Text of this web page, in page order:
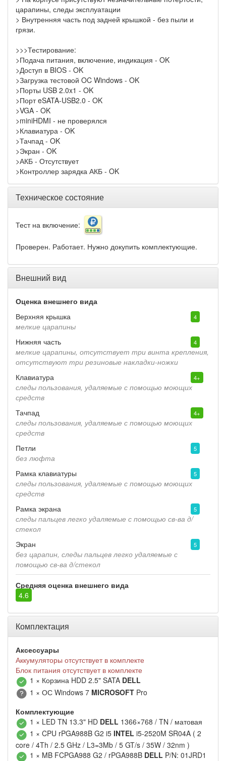
царапины, следы эксплуатации
> Внутренняя часть под задней крышкой - без пыли и
грязи.
>>>Тестирование:
>Подача питания, включение, индикация - OK
>Доступ в BIOS - OK
>Загрузка тестовой OC Windows - OK
>Порты USB 2.0x1 - OK
>Порт eSATA-USB2.0 - OK
>VGA - OK
>miniHDMI - не проверялся
>Клавиатура - OK
>Тачпад - OK
>Экран - OK
>АКБ - Отсутствует
>Контроллер зарядка АКБ - OK
Техническое состояние
Тест на включение:
Проверен. Работает. Нужно докупить комплектующие.
Внешний вид
Оценка внешнего вида
Верхняя крышка
4
мелкие царапины
Нижняя часть
4
мелкие царапины, отсутствует три винта крепления,
отсутствуют три резиновые накладки-ножки
Клавиатура
4+
следы пользования, удаляемые с помощью моющих
средств
Тачпад
4+
следы пользования, удаляемые с помощью моющих
средств
Петли
5
без люфта
Рамка клавиатуры
5
следы пользования, удаляемые с помощью моющих
средств
Рамка экрана
5
следы пальцев легко удаляемые с помощью св-ва д/
стекол
Экран
5
без царапин, следы пальцев легко удаляемые с
помощью св-ва д/стекол
Средняя оценка внешнего вида
4.6
Комплектация
Аксессуары
Аккумуляторы отсутствует в комплекте
Блок питания отсутствует в комплекте
1 × Корзина HDD 2.5" SATA DELL
1 × ОС Windows 7 MICROSOFTPro
Комплектующие
1 × LED TN 13.3" HD DELL 1366×768 / TN / матовая
1 × CPU rPGA988B G2 i5 INTEL i5-2520M SR04A ( 2
core / 4Th / 2.5 GHz / L3=3Mb / 5 GT/s / 35W / 32nm )
1 × MB FCPGA988 G2 / rPGA988B DELL P/N: 01JRD1